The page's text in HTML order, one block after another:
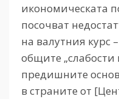
икономическата
посочват
на валутния курс –
общите „слабости
предишните
в страните от